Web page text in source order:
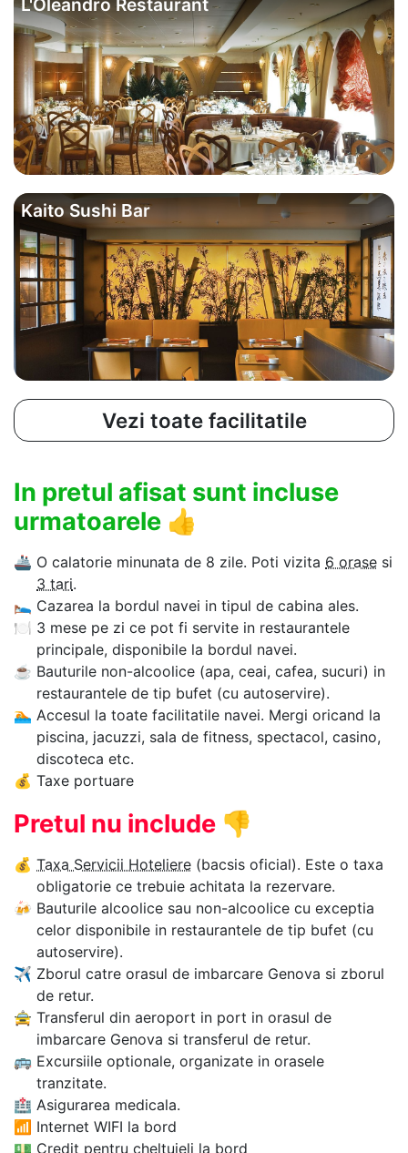
Kaito Sushi Bar
Vezi toate facilitatile
In pretul afisat sunt incluse
urmatoarele 👍
🚢 O calatorie minunata de 8 zile. Poti vizita 6 orase si
3 tari.
🛌 Cazarea la bordul navei in tipul de cabina ales.
🍽 3 mese pe zi ce pot fi servite in restaurantele
principale, disponibile la bordul navei.
☕ Bauturile non-alcoolice (apa, ceai, cafea, sucuri) in
restaurantele de tip bufet (cu autoservire).
🏊‍ Accesul la toate facilitatile navei. Mergi oricand la
piscina, jacuzzi, sala de fitness, spectacol, casino,
discoteca etc.
💰 Taxe portuare
Pretul nu include 👎
💰 Taxa Servicii Hoteliere (bacsis oficial). Este o taxa
obligatorie ce trebuie achitata la rezervare.
🍻 Bauturile alcoolice sau non-alcoolice cu exceptia
celor disponibile in restaurantele de tip bufet (cu
autoservire).
✈ Zborul catre orasul de imbarcare Genova si zborul
de retur.
🚖 Transferul din aeroport in port in orasul de
imbarcare Genova si transferul de retur.
🚌 Excursiile optionale, organizate in orasele
tranzitate.
🏥 Asigurarea medicala.
📶 Internet WIFI la bord
💵 Credit pentru cheltuieli la bord